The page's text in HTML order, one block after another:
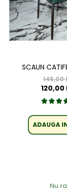
SCAUN
145,00
120,00
ADAUGA
Nu